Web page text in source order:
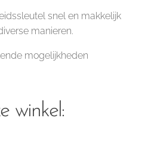
snel en makkelijk
manieren.
mogelijkheden
winkel: